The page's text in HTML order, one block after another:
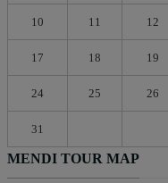
10 11 12
17 18 19
24 25 26
31
MENDI TOUR MAP